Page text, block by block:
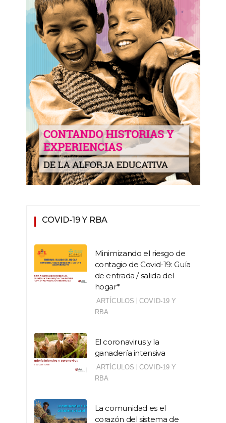
COVID-19 Y RBA
Minimizando el riesgo de
contagio de Covid-19: Guía
de entrada / salida del
hogar*
ARTÍCULOS | COVID-19 Y
RBA
El coronavirus y la
ganadería intensiva
ARTÍCULOS | COVID-19 Y
RBA
La comunidad es el
corazón del sistema de